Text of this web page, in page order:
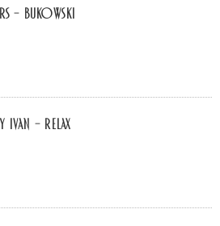
– BUKOWSKI
Ivan – Relax